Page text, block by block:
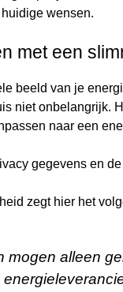
wensen.
met een
beeld van je
niet onbelangrijk.
naar een
gegevens en
zegt hier het
mogen alleen